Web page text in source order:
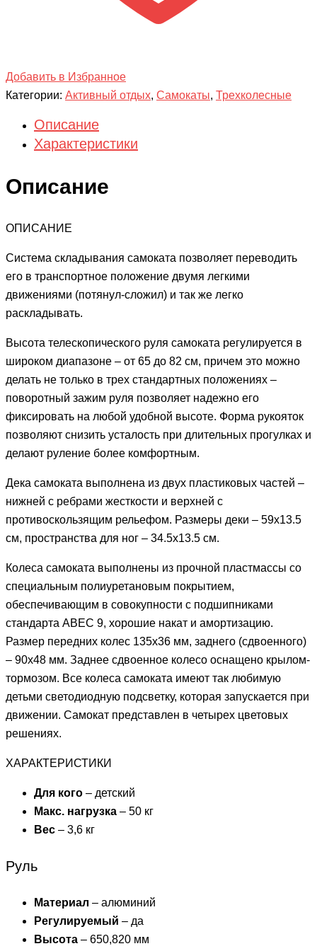
Добавить в Избранное
Категории: Активный отдых, Самокаты, Трехколесные
Описание
Характеристики
Описание
ОПИСАНИЕ
Система складывания самоката позволяет переводить
его в транспортное положение двумя легкими
движениями (потянул-сложил) и так же легко
раскладывать.
Высота телескопического руля самоката регулируется в
широком диапазоне – от 65 до 82 см, причем это можно
делать не только в трех стандартных положениях –
поворотный зажим руля позволяет надежно его
фиксировать на любой удобной высоте. Форма рукояток
позволяют снизить усталость при длительных прогулках и
делают руление более комфортным.
Дека самоката выполнена из двух пластиковых частей –
нижней с ребрами жесткости и верхней с
противоскользящим рельефом. Размеры деки – 59х13.5
см, пространства для ног – 34.5х13.5 см.
Колеса самоката выполнены из прочной пластмассы со
специальным полиуретановым покрытием,
обеспечивающим в совокупности с подшипниками
стандарта ABEC 9, хорошие накат и амортизацию.
Размер передних колес 135х36 мм, заднего (сдвоенного)
– 90х48 мм. Заднее сдвоенное колесо оснащено крылом-
тормозом. Все колеса самоката имеют так любимую
детьми светодиодную подсветку, которая запускается при
движении. Самокат представлен в четырех цветовых
решениях.
ХАРАКТЕРИСТИКИ
Для кого – детский
Макс. нагрузка – 50 кг
Вес – 3,6 кг
Руль
Материал – алюминий
Регулируемый – да
Высота – 650,820 мм